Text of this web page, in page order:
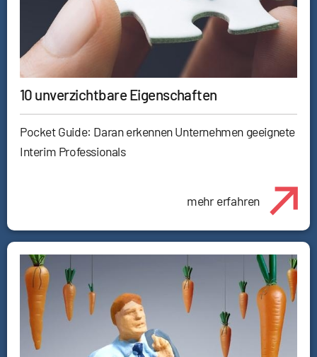
10 unverzichtbare Eigenschaften
Pocket Guide: Daran erkennen Unternehmen geeignete
Interim Professionals
mehr erfahren